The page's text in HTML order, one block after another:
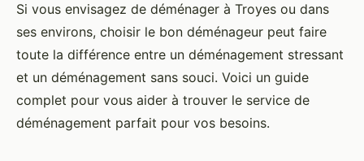
Si vous envisagez de déménager à Troyes ou dans
ses environs, choisir le bon déménageur peut faire
toute la différence entre un déménagement stressant
et un déménagement sans souci. Voici un guide
complet pour vous aider à trouver le service de
déménagement parfait pour vos besoins.